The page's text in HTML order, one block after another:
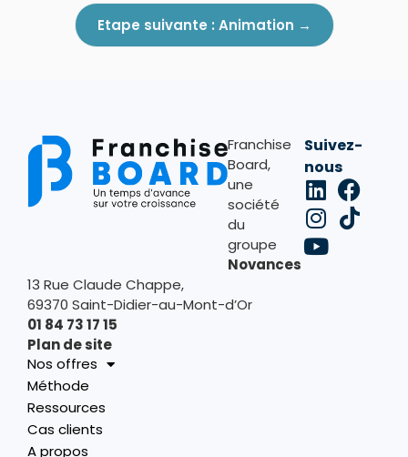
Etape suivante : Animation →
Franchise
Board,
une
société
du
groupe
Novances
Suivez-
nous
13 Rue Claude Chappe,
69370 Saint-Didier-au-Mont-d’Or
01 84 73 17 15
Plan de site
Nos offres
Méthode
Ressources
Cas clients
A propos